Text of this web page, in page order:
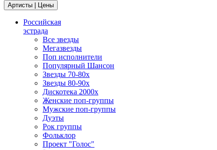
Артисты | Цены
Российская
эстрада
Все звезды
Мегазвезды
Поп исполнители
Популярный Шансон
Звезды 70-80х
Звезды 80-90х
Дискотека 2000х
Женские поп-группы
Мужские поп-группы
Дуэты
Рок группы
Фольклор
Проект "Голос"